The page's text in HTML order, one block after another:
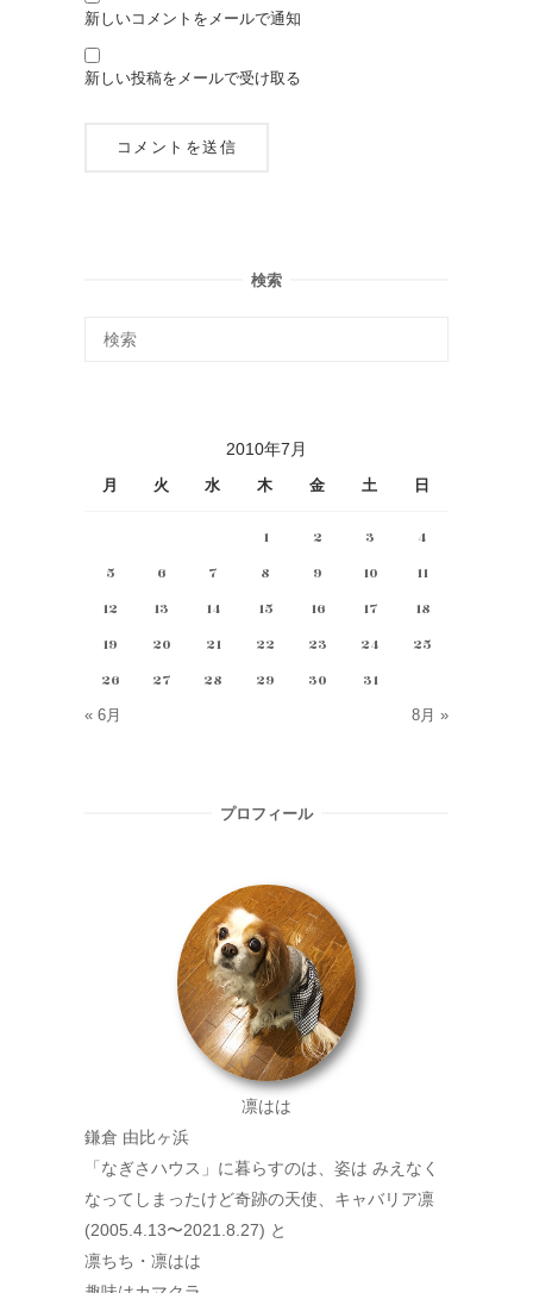
新しいコメントをメールで通知
新しい投稿をメールで受け取る
検索
2010年7月
月 火 水 木 金 土 日
1 2 3
4
5
6 7 8 9 10
11
12
13 14 15 16 17
18
19
20 21 22 23 24
25
26
27 28 29 30 31
« 6月 8月 »
プロフィール
凛はは
鎌倉 由比ヶ浜
「なぎさハウス」に暮らすのは、姿は みえなく
なってしまったけど奇跡の天使、キャバリア凛
(2005.4.13〜2021.8.27) と
凛ちち・凛はは